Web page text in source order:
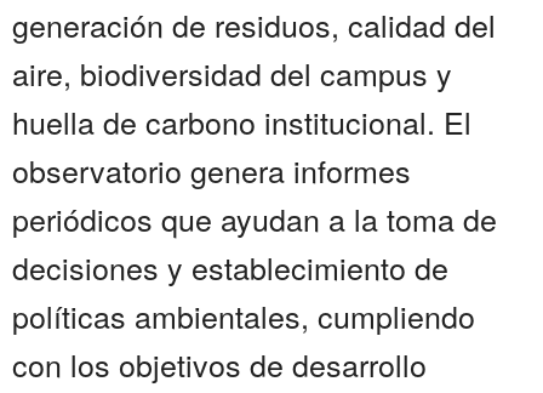
generación de residuos, calidad del
aire, biodiversidad del campus y
huella de carbono institucional. El
observatorio genera informes
periódicos que ayudan a la toma de
decisiones y establecimiento de
políticas ambientales, cumpliendo
con los objetivos de desarrollo